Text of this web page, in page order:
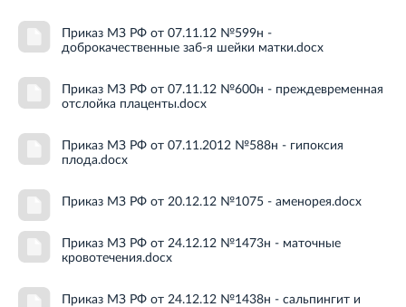
Приказ МЗ РФ от 07.11.12 №599н -
доброкачественные заб-я шейки матки.docx
Приказ МЗ РФ от 07.11.12 №600н - преждевременная
отслойка плаценты.docx
Приказ МЗ РФ от 07.11.2012 №588н - гипоксия
плода.docx
Приказ МЗ РФ от 20.12.12 №1075 - аменорея.docx
Приказ МЗ РФ от 24.12.12 №1473н - маточные
кровотечения.docx
Приказ МЗ РФ от 24.12.12 №1438н - сальпингит и